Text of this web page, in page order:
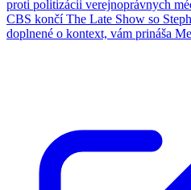
proti politizácii verejnoprávnych
CBS končí The Late Show so
doplnené o kontext, vám prináša